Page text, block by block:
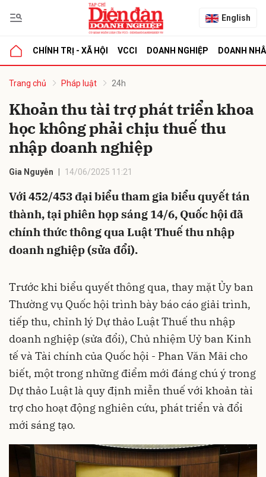
English
CHÍNH TRỊ - XÃ HỘI VCCI DOANH NGHIỆP DOANH
Trang chủ Pháp luật 24h
Khoản thu tài trợ phát triển khoa
học không phải chịu thuế thu
nhập doanh nghiệp
Gia Nguyễn 14/06/2025 11:21
Với 452/453 đại biểu tham gia biểu quyết tán
thành, tại phiên họp sáng 14/6, Quốc hội đã
chính thức thông qua Luật Thuế thu nhập
doanh nghiệp (sửa đổi).
Trước khi biểu quyết thông qua, thay mặt Ủy ban
Thường vụ Quốc hội trình bày báo cáo giải trình,
tiếp thu, chỉnh lý Dự thảo Luật Thuế thu nhập
doanh nghiệp (sửa đổi), Chủ nhiệm Uỷ ban Kinh
tế và Tài chính của Quốc hội - Phan Văn Mãi cho
biết, một trong những điểm mới đáng chú ý trong
Dự thảo Luật là quy định miễn thuế với khoản tài
trợ cho hoạt động nghiên cứu, phát triển và đổi
mới sáng tạo.
luận
Hủy